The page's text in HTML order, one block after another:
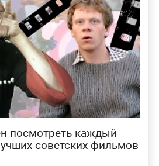
посмотреть каждый
советских фильмов